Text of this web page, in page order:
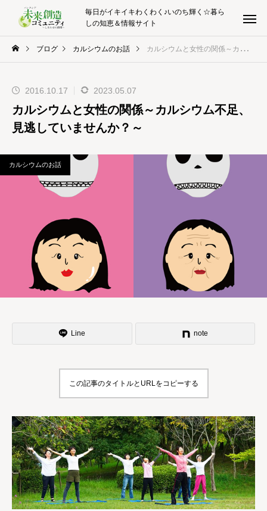
毎日がイキイキわくわく♪いのち輝く☆暮ら
しの知恵＆情報サイト
ブログ カルシウムのお話 カルシウムと女性の関係～カルシウム不足、見逃していませんか？～
2016.10.17 2023.05.07
カルシウムと女性の関係～カルシウム不足、
見逃していませんか？～
カルシウムのお話
Line note
この記事のタイトルとURLをコピーする